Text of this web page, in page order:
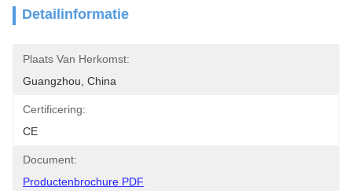
Detailinformatie
Plaats Van Herkomst:
Guangzhou, China
Certificering:
CE
Document:
Productenbrochure PDF